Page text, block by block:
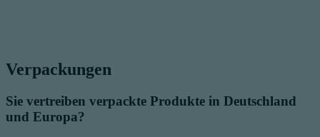
Verpackungen
Sie vertreiben verpackte Produkte in Deutschland
und Europa?